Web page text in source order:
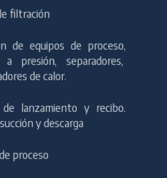
filtración
de equipos de proceso,
a presión, separadores,
de calor.
de lanzamiento y recibo.
y descarga
proceso